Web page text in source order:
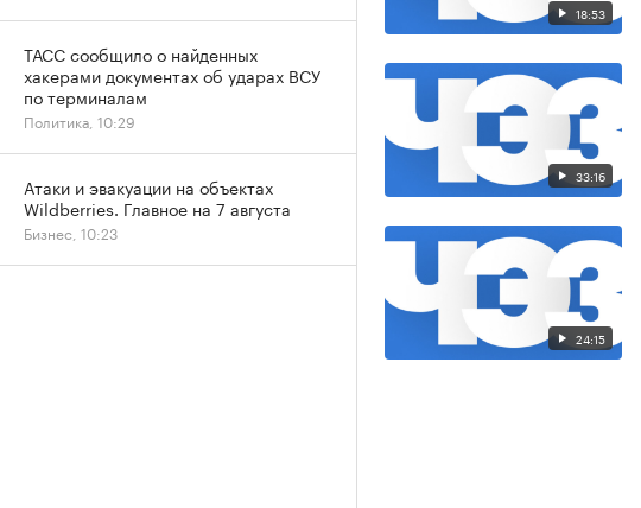
18:53
33:16
24:15
ТАСС сообщило о найденных
хакерами документах об ударах ВСУ
по терминалам
Политика, 10:29
Атаки и эвакуации на объектах
Wildberries. Главное на 7 августа
Бизнес, 10:23